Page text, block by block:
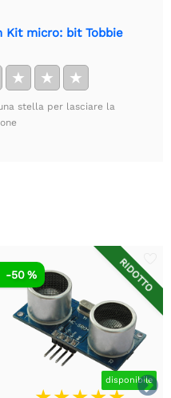
Kit micro: bit Tobbie
★ ★ ★
stella per lasciare la

RIDOTTO
disponibile
-50 %